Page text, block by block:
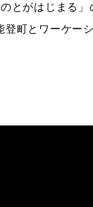
がはじまる」
町とワーケー